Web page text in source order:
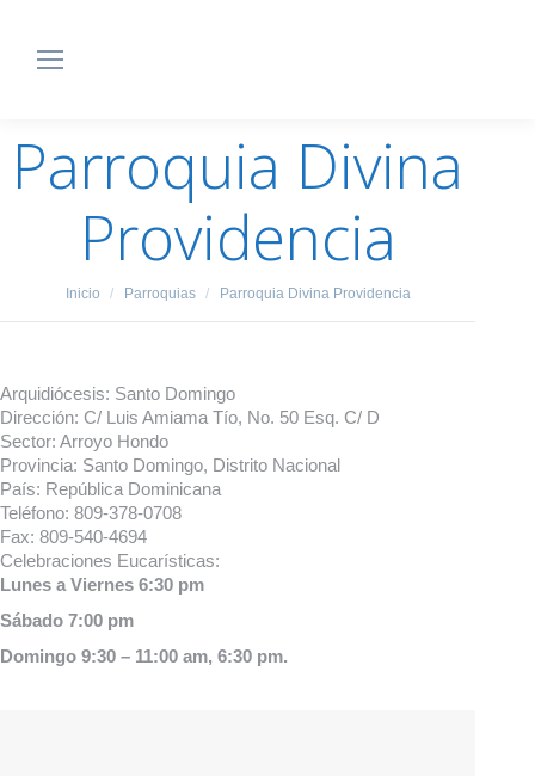
Parroquia Divina
Providencia
Estás aquí:
Inicio Parroquias Parroquia Divina Providencia
Arquidiócesis: Santo Domingo
Dirección: C/ Luis Amiama Tío, No. 50 Esq. C/ D
Sector: Arroyo Hondo
Provincia: Santo Domingo, Distrito Nacional
País: República Dominicana
Teléfono: 809-378-0708
Fax: 809-540-4694
Celebraciones Eucarísticas:
Lunes a Viernes 6:30 pm
Sábado 7:00 pm
Domingo 9:30 – 11:00 am, 6:30 pm.